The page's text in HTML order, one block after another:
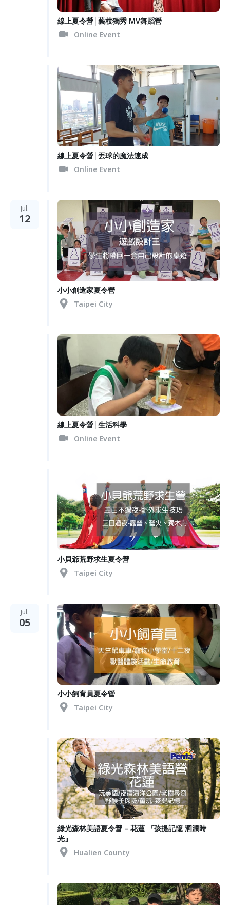
線上夏令營│藝枝獨秀 MV舞蹈營
Online Event
線上夏令營│丟球的魔法速成
Online Event
Jul.
12
小小創造家夏令營
Taipei City
線上夏令營│生活科學
Online Event
小貝爺荒野求生夏令營
Taipei City
Jul.
05
小小飼育員夏令營
Taipei City
綠光森林美語夏令營 – 花蓮 『孩提記憶 洄瀾時
光』
Hualien County